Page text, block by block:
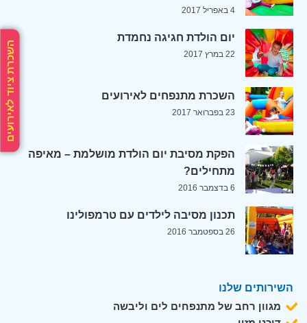
השכרת ציוד לאירועים
4 באפריל 2017
יום הולדת חגיגה נחמדת
22 במרץ 2017
השכרת מתנפחים לאירועים
23 בפברואר 2017
הפקת מסיבת יום הולדת מושלמת – מאיפה
מתחילים?
6 בדצמבר 2016
תכנון מסיבה לילדים עם טרמפולינו
26 בספטמבר 2016
השירותים שלנו
מגוון רחב של מתנפחים לים וליבשה